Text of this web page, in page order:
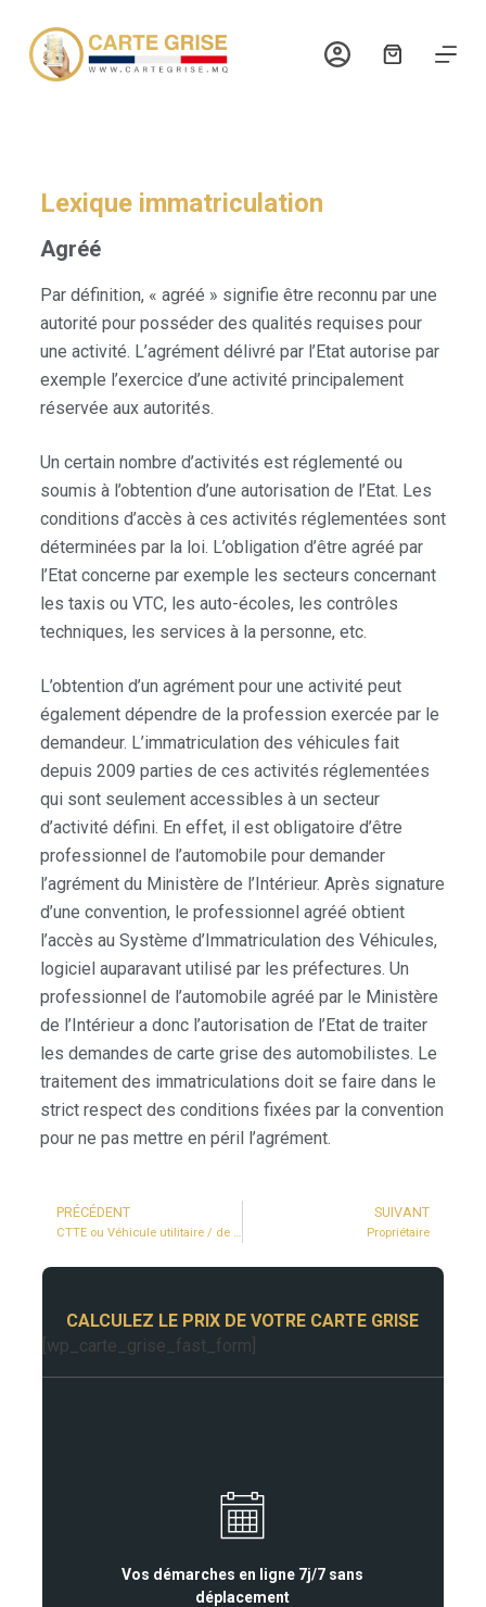
a
Lexique immatriculation
Agréé
Par définition, « agréé » signifie être reconnu par une
autorité pour posséder des qualités requises pour
une activité. L’agrément délivré par l’Etat autorise par
exemple l’exercice d’une activité principalement
réservée aux autorités.
Un certain nombre d’activités est réglementé ou
soumis à l’obtention d’une autorisation de l’Etat. Les
conditions d’accès à ces activités réglementées sont
déterminées par la loi. L’obligation d’être agréé par
l’Etat concerne par exemple les secteurs concernant
les taxis ou VTC, les auto-écoles, les contrôles
techniques, les services à la personne, etc.
L’obtention d’un agrément pour une activité peut
également dépendre de la profession exercée par le
demandeur. L’immatriculation des véhicules fait
depuis 2009 parties de ces activités réglementées
qui sont seulement accessibles à un secteur
d’activité défini. En effet, il est obligatoire d’être
professionnel de l’automobile pour demander
l’agrément du Ministère de l’Intérieur. Après signature
d’une convention, le professionnel agréé obtient
l’accès au Système d’Immatriculation des Véhicules,
logiciel auparavant utilisé par les préfectures. Un
professionnel de l’automobile agréé par le Ministère
de l’Intérieur a donc l’autorisation de l’Etat de traiter
les demandes de carte grise des automobilistes. Le
traitement des immatriculations doit se faire dans le
strict respect des conditions fixées par la convention
pour ne pas mettre en péril l’agrément.
PRÉCÉDENT
CTTE ou Véhicule utilitaire / de société
SUIVANT
Propriétaire
CALCULEZ LE PRIX DE VOTRE CARTE GRISE
[wp_carte_grise_fast_form]
Vos démarches en ligne 7j/7 sans
déplacement